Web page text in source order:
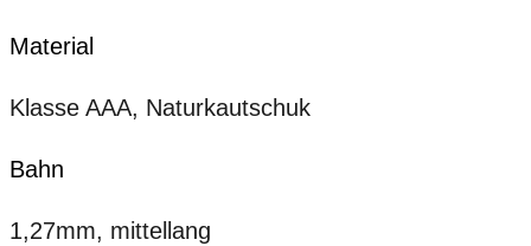
Material
Klasse AAA, Naturkautschuk
Bahn
1,27mm, mittellang